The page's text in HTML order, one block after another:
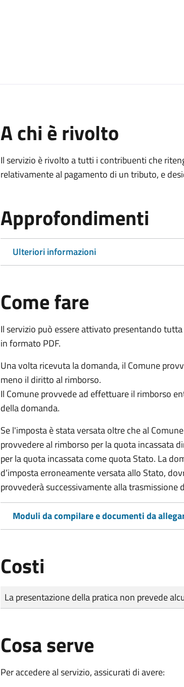
A chi è rivolto
Il servizio è rivolto a tutti i contribuenti che
relativamente al pagamento di un tributo, e
Approfondimenti
Ulteriori informazioni
Come fare
Il servizio può essere attivato presentando
in formato PDF.
Una volta ricevuta la domanda, il Comune
meno il diritto al rimborso.
Il Comune provvede ad effettuare il rimborso
della domanda.
Se l'imposta è stata versata oltre che al
provvedere al rimborso per la quota incassata
per la quota incassata come quota Stato. La
d’imposta erroneamente versata allo Stato,
provvederà successivamente alla
Moduli da compilare e documenti da
Costi
Tipo di pagamento
Importo
La presentazione della pratica non prevede
Cosa serve
Per accedere al servizio, assicurati di avere: